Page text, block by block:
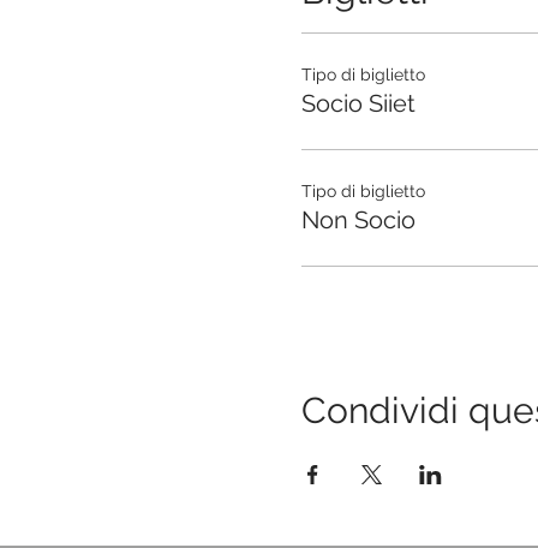
Tipo di biglietto
Socio Siiet
Tipo di biglietto
Non Socio
Condividi